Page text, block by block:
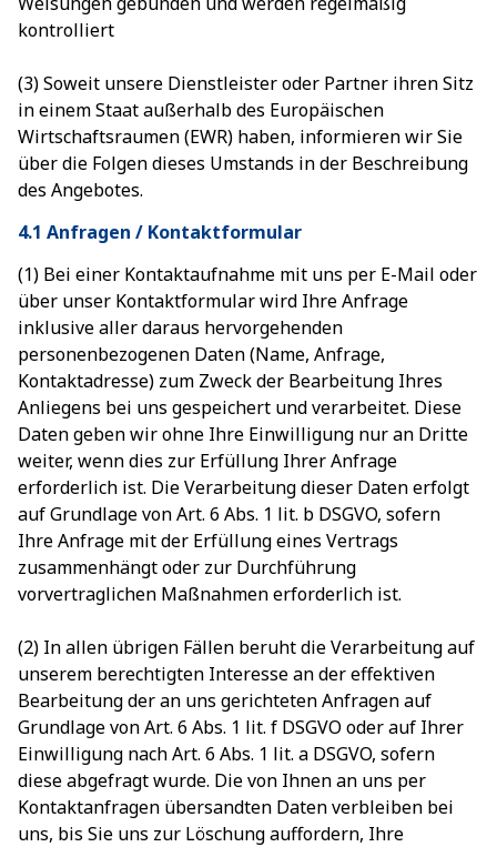
kontrolliert
(3) Soweit unsere Dienstleister oder Partner ihren Sitz
in einem Staat außerhalb des Europäischen
Wirtschaftsraumen (EWR) haben, informieren wir Sie
über die Folgen dieses Umstands in der Beschreibung
des Angebotes.
4.1 Anfragen / Kontaktformular
(1) Bei einer Kontaktaufnahme mit uns per E-Mail oder
über unser Kontaktformular wird Ihre Anfrage
inklusive aller daraus hervorgehenden
personenbezogenen Daten (Name, Anfrage,
Kontaktadresse) zum Zweck der Bearbeitung Ihres
Anliegens bei uns gespeichert und verarbeitet. Diese
Daten geben wir ohne Ihre Einwilligung nur an Dritte
weiter, wenn dies zur Erfüllung Ihrer Anfrage
erforderlich ist. Die Verarbeitung dieser Daten erfolgt
auf Grundlage von Art. 6 Abs. 1 lit. b DSGVO, sofern
Ihre Anfrage mit der Erfüllung eines Vertrags
zusammenhängt oder zur Durchführung
vorvertraglichen Maßnahmen erforderlich ist.
(2) In allen übrigen Fällen beruht die Verarbeitung auf
unserem berechtigten Interesse an der effektiven
Bearbeitung der an uns gerichteten Anfragen auf
Grundlage von Art. 6 Abs. 1 lit. f DSGVO oder auf Ihrer
Einwilligung nach Art. 6 Abs. 1 lit. a DSGVO, sofern
diese abgefragt wurde. Die von Ihnen an uns per
Kontaktanfragen übersandten Daten verbleiben bei
uns, bis Sie uns zur Löschung auffordern, Ihre